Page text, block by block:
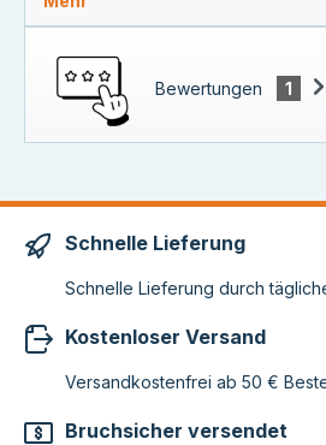
Bewertungen 1
Schnelle Lieferung
Schnelle Lieferung durch
Kostenloser Versand
Versandkostenfrei ab 50 €
Bruchsicher versendet